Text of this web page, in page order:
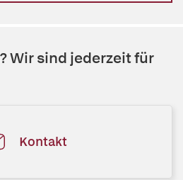
Wir sind jederzeit für
Kontakt